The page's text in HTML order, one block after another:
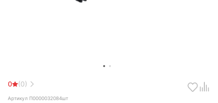
0 (0)
Артикул П0000032084шт